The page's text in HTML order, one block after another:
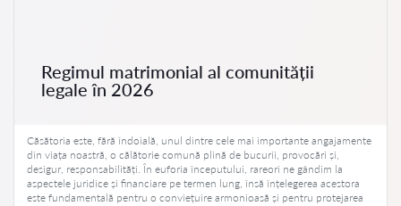
Regimul matrimonial al comunității
legale în 2026
Căsătoria este, fără îndoială, unul dintre cele mai importante angajamente
din viața noastră, o călătorie comună plină de bucurii, provocări și,
desigur, responsabilități. În euforia începutului, rareori ne gândim la
aspectele juridice și financiare pe termen lung, însă înțelegerea acestora
este fundamentală pentru o conviețuire armonioasă și pentru protejarea